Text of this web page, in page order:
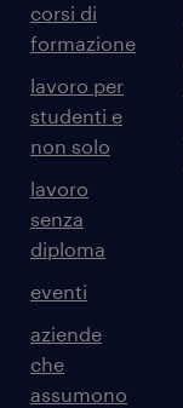
corsi di
formazione
lavoro per
studenti e
non solo
lavoro
senza
diploma
eventi
aziende
che
assumono